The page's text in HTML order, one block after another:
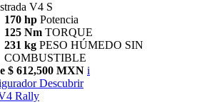
V4 S
170 hp Potencia
125 Nm TORQUE
231 kg PESO HÚMEDO SIN
COMBUSTIBLE
$ 612,500 MXN i
Descubrir
Rally